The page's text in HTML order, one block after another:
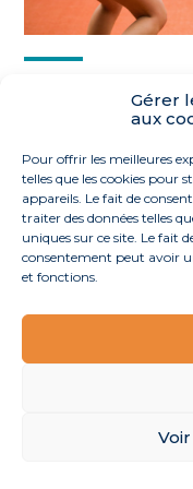
Gérer
aux
Pour offrir les meilleures
telles que les cookies pour
appareils. Le fait de
traiter des données telles
uniques sur ce site. Le fait
consentement peut avoir
et fonctions.
FaceBook
Twitter
40 route de